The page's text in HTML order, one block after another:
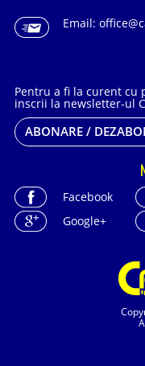
Email:
Pentru a fi la curent cu
inscrii la newsletter-ul
ABONARE /
Facebook
Google+